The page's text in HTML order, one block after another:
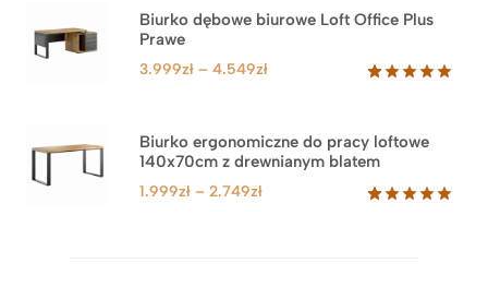
na
podstawie
klienta
Biurko dębowe biurowe Loft Office Plus
Prawe
na
podstawie
ocen
klientów
3.999zł – 4.549złZakres
3.999zł
do
Biurko ergonomiczne do pracy loftowe
140x70cm z drewnianym blatem
1.999zł – 2.749złZakres